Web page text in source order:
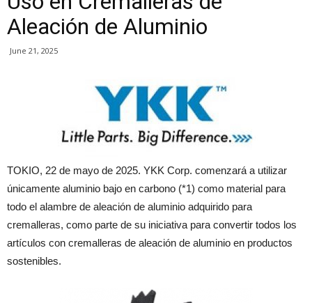
Aleación de Aluminio
June 21, 2025
TOKIO, 22 de mayo de 2025. YKK Corp. comenzará a utilizar
únicamente aluminio bajo en carbono (*1) como material para
todo el alambre de aleación de aluminio adquirido para
cremalleras, como parte de su iniciativa para convertir todos los
artículos con cremalleras de aleación de aluminio en productos
sostenibles.